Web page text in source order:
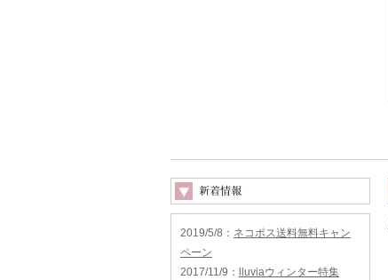
2019/5/8 ： ネコポス送料無料キャン
ペーン
2017/11/9 ：
lluviaウィンター特集